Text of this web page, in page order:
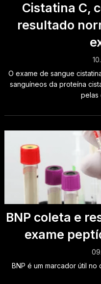
Cistatina C,
resultado
O exame de sangue
sanguíneos da proteína
pelas
BNP coleta e
exame
BNP é um marcador útil no